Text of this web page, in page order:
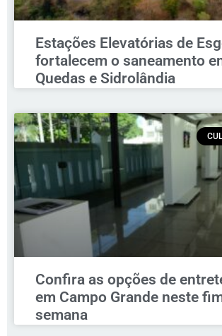
Estações Elevatórias de
fortalecem o saneamento
Quedas e Sidrolândia
Confira as opções de
em Campo Grande neste
semana